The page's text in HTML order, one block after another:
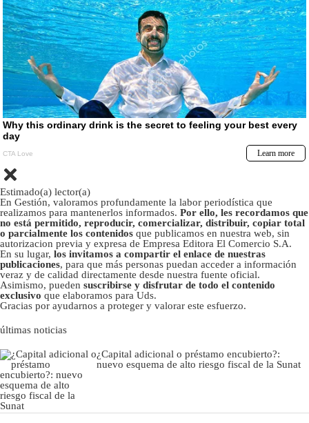
Estimado(a) lector(a)
En Gestión, valoramos profundamente la labor periodística que
realizamos para mantenerlos informados. Por ello, les recordamos que
no está permitido, reproducir, comercializar, distribuir, copiar total
o parcialmente los contenidos que publicamos en nuestra web, sin
autorizacion previa y expresa de Empresa Editora El Comercio S.A.
En su lugar, los invitamos a compartir el enlace de nuestras
publicaciones, para que más personas puedan acceder a información
veraz y de calidad directamente desde nuestra fuente oficial.
Asimismo, pueden suscribirse y disfrutar de todo el contenido
exclusivo que elaboramos para Uds.
Gracias por ayudarnos a proteger y valorar este esfuerzo.
últimas noticias
¿Capital adicional o préstamo encubierto?:
nuevo esquema de alto riesgo fiscal de la Sunat